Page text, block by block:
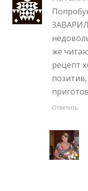
же
рецепт
Ответить